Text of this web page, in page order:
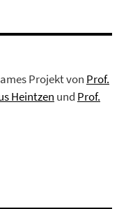
Projekt von Prof.
Heintzen und Prof.